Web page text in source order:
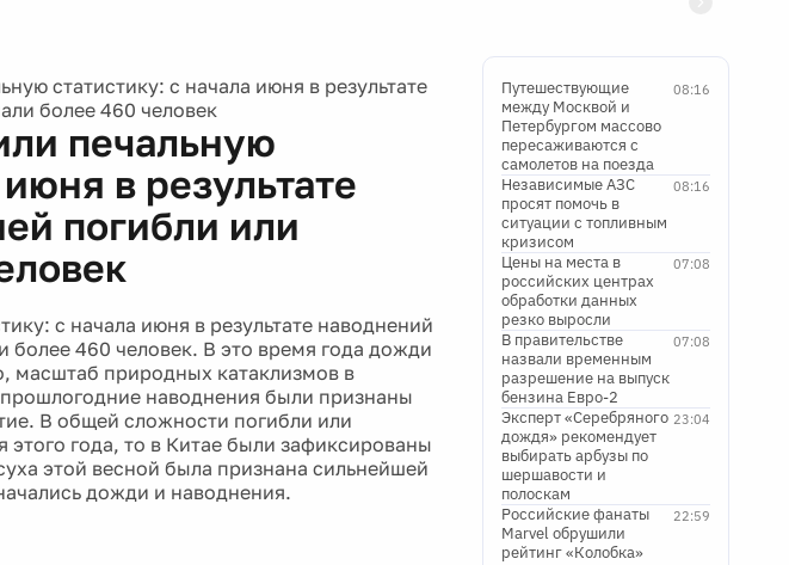
статистику: с начала июня в результате
более 460 человек
печальную
в результате
погибли или
с начала июня в результате наводнений
более 460 человек. В это время года дожди
масштаб природных катаклизмов в
наводнения были признаны
В общей сложности погибли или
этого года, то в Китае были зафиксированы
этой весной была признана сильнейшей
дожди и наводнения.
08:16
Путешествующие
между Москвой и
Петербургом массово
пересаживаются с
самолетов на поезда
08:16
Независимые АЗС
просят помочь в
ситуации с топливным
кризисом
07:08
Цены на места в
российских центрах
обработки данных
резко выросли
07:08
В правительстве
назвали временным
разрешение на выпуск
бензина Евро-2
23:04
Эксперт «Серебряного
дождя» рекомендует
выбирать арбузы по
шершавости и
полоскам
22:59
Российские фанаты
Marvel обрушили
рейтинг «Колобка»